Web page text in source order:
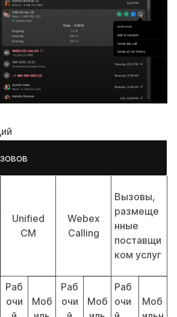
Unified
CM
Webex
Calling
Вызовы,
размеще
нные
поставщи
ком услуг
Раб
очи
Моб
Раб
очи
Моб
Раб
очи
Моб